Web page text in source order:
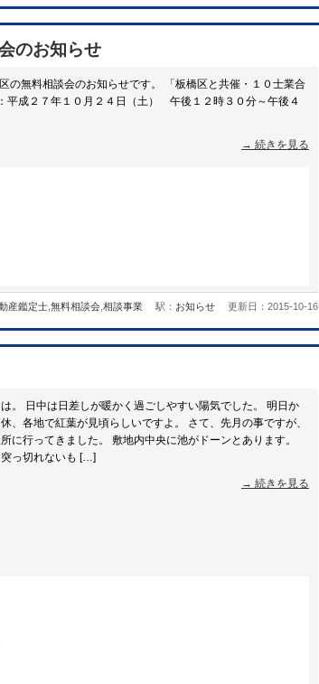
のお知らせ
の無料相談会のお知らせです。 「板橋区と共催・１０士業合
成２７年１０月２４日（土） 午後１２時３０分～午後４
→ 続きを見る
産鑑定士 無料相談会 相談事業 駅： お知らせ 更新日：2015-10-16
。 日中は日差しが暖かく過ごしやすい陽気でした。 明日か
、各地で紅葉が見頃らしいですよ。 さて、先月の事ですが、
に行ってきました。 敷地内中央に池がドーンとあります。
突っ切れないも […]
→ 続きを見る